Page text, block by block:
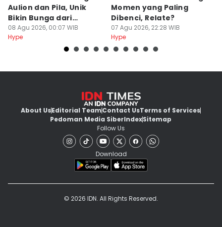
Aulion dan Pila, Unik
Bikin Bunga dari
Kardus!
08 Agu 2026, 00:07 WIB
Hype
Momen yang Paling
Dibenci, Relate?
07 Agu 2026, 22:28 WIB
Hype
About UsEditorial TeamContact UsTerms of Services
Pedoman Media SiberIndexSitemap
Follow Us
Download
© 2026 IDN. All Rights Reserved.